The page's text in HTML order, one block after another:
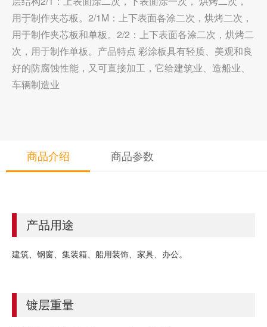
用于制作夹芯板。2/1M：上下表面各涂二次，烘烤二次，
用于制作夹芯板和单板。2/2：上下表面各涂二次，烘烤二
次，用于制作单板。产品特点 彩涂板具有轻质、美观和良
好的防腐蚀性能，又可直接加工，它给建筑业、造船业、
车辆制造业
商品介绍 商品参数
产品用途
建筑、钢窗、集装箱、船用装饰、家具、办公。
镀层重量